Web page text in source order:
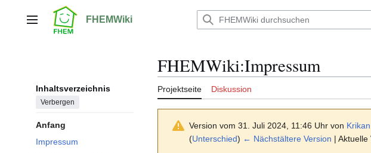
springenHauptmenü FHEMWiki
Inhaltsverzeichnis
Verbergen
Anfang
Impressum
FHEMWiki:Impressum
Projektseite Diskussion
Version vom 31. Juli 2024, 11:46 Uhr von Krikan
(Unterschied) ← Nächstältere Version |